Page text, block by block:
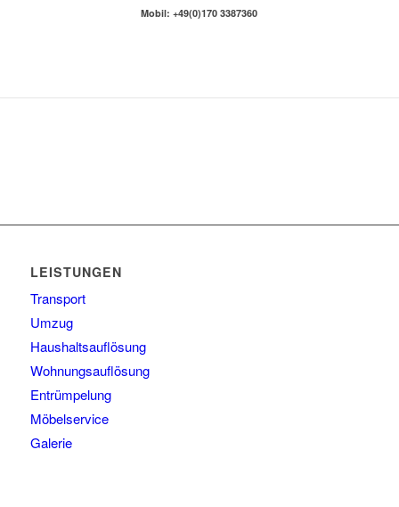
Mobil: +49(0)170 3387360
LEISTUNGEN
Transport
Umzug
Haushaltsauflösung
Wohnungsauflösung
Entrümpelung
Möbelservice
Galerie